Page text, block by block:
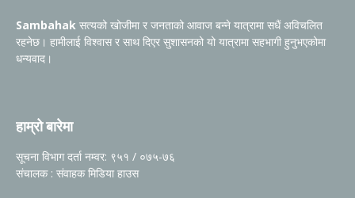
Sambahak सत्यको खोजीमा र जनताको आवाज बन्ने यात्रामा सधैं अविचलित
रहनेछ। हामीलाई विश्वास र साथ दिएर सुशासनको यो यात्रामा सहभागी हुनुभएकोमा
धन्यवाद।
हाम्रो बारेमा
सूचना विभाग दर्ता नम्वर: ९५१ / ०७५-७६
संचालक : संवाहक मिडिया हाउस